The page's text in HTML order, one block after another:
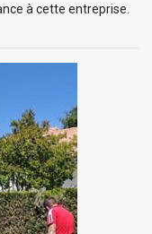
à cette entreprise.